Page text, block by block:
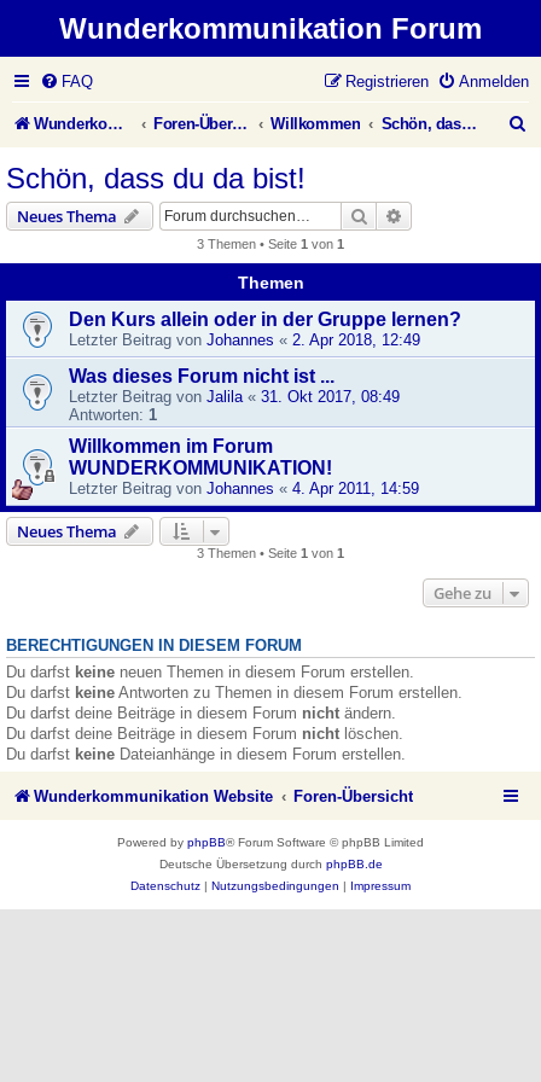
Wunderkommunikation Forum
FAQ Anmelden
Registrieren
Wunderkommunikation Website Foren-Übersicht Willkommen Schön, dass du da bist!
e
Schön, dass du da bist!
Neues Thema Suche
3 Themen • Seite 1 von 1
Themen
Den Kurs allein oder in der Gruppe lernen?
Letzter Beitrag von Johannes « 2. Apr 2018, 12:49
Was dieses Forum nicht ist ...
Letzter Beitrag von Jalila « 31. Okt 2017, 08:49
Antworten: 1
Willkommen im Forum
WUNDERKOMMUNIKATION!
Letzter Beitrag von Johannes « 4. Apr 2011, 14:59
Neues Thema
3 Themen • Seite 1 von 1
Gehe zu
BERECHTIGUNGEN IN DIESEM FORUM
Du darfst keine neuen Themen in diesem Forum erstellen.
Du darfst keine Antworten zu Themen in diesem Forum erstellen.
Du darfst deine Beiträge in diesem Forum nicht ändern.
Du darfst deine Beiträge in diesem Forum nicht löschen.
Du darfst keine Dateianhänge in diesem Forum erstellen.
Wunderkommunikation Website Foren-Übersicht
Powered by phpBB® Forum Software © phpBB Limited
Deutsche Übersetzung durch phpBB.de
Datenschutz
Nutzungsbedingungen Impressum